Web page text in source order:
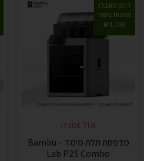
לזמן מוגבל!
מתנות בשווי
1,310 ₪
אזל זמנית
מדפסת תלת מימד – Bambu
Lab P2S Combo